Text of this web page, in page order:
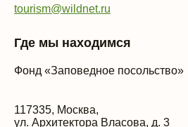
tourism@wildnet.ru
Где мы находимся
Фонд «Заповедное посольство»
117335, Москва,
ул. Архитектора Власова, д. 3